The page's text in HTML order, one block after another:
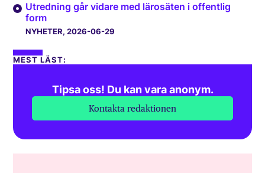
Utredning går vidare med lärosäten i offentlig
form
NYHETER, 2026-06-29
MEST LÄST:
Tipsa oss! Du kan vara anonym.
Kontakta redaktionen